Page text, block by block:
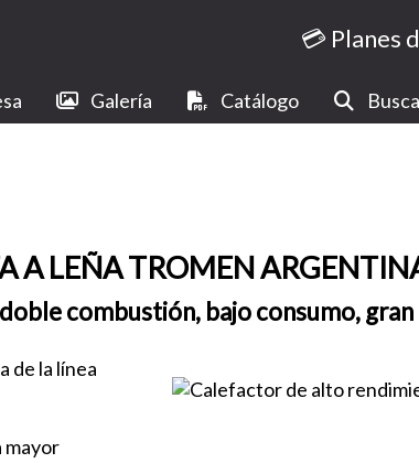
💳 Planes
Galería Catálogo
A LEÑA TROMEN
combustión, bajo consumo,
de la línea
mayor